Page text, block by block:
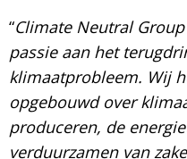
“Climate Neutral
passie aan het
klimaatprobleem. Wij
opgebouwd over
produceren, de
verduurzamen van